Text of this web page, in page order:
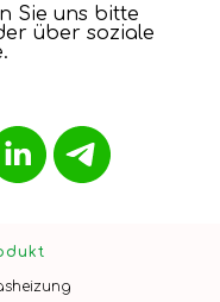
Sie uns bitte
über soziale